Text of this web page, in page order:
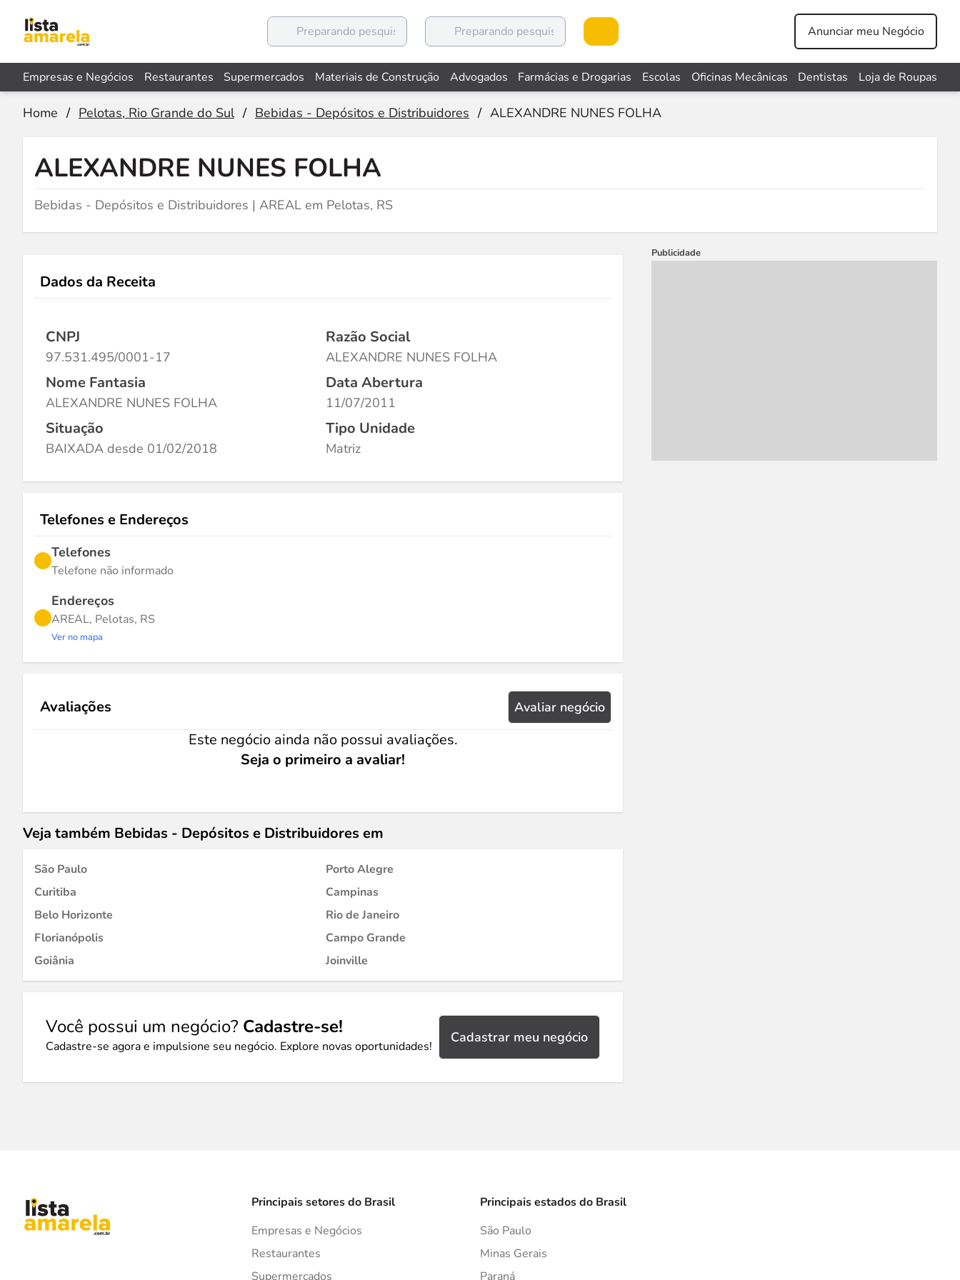
Anunciar meu Negócio
Empresas e Negócios Restaurantes Supermercados Materiais de Construção Advogados Farmácias e Drogarias Escolas Oficinas Mecânicas Dentistas Loja de Roupas
Home / Pelotas, Rio Grande do Sul / Bebidas - Depósitos e Distribuidores / ALEXANDRE NUNES FOLHA
ALEXANDRE NUNES FOLHA
Bebidas - Depósitos e Distribuidores | AREAL em Pelotas, RS
Dados da Receita
CNPJ
97.531.495/0001-17
Razão Social
ALEXANDRE NUNES FOLHA
Nome Fantasia
ALEXANDRE NUNES FOLHA
Data Abertura
11/07/2011
Situação
BAIXADA desde 01/02/2018
Tipo Unidade
Matriz
Telefones e Endereços
Telefones
Telefone não informado
Endereços
AREAL, Pelotas, RS
Ver no mapa
Avaliações Avaliar negócio
Este negócio ainda não possui avaliações.
Seja o primeiro a avaliar!
Veja também Bebidas - Depósitos e Distribuidores em
São Paulo
Porto Alegre
Curitiba
Campinas
Belo Horizonte
Rio de Janeiro
Florianópolis
Campo Grande
Goiânia
Joinville
Você possui um negócio? Cadastre-se!
Cadastre-se agora e impulsione seu negócio. Explore novas oportunidades!
Cadastrar meu negócio
Publicidade
Principais setores do Brasil
Empresas e Negócios
Restaurantes
Supermercados
Principais estados do Brasil
São Paulo
Minas Gerais
Paraná